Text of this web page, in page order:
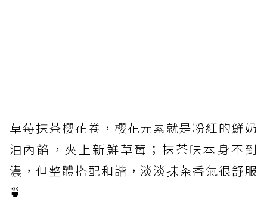
草莓抹茶櫻花卷，櫻花元素就是粉紅的鮮奶
油內餡，夾上新鮮草莓；抹茶味本身不到
濃，但整體搭配和諧，淡淡抹茶香氣很舒服
🍵